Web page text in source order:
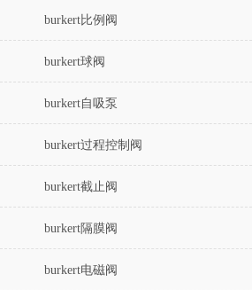
burkert比例阀
burkert球阀
burkert自吸泵
burkert过程控制阀
burkert截止阀
burkert隔膜阀
burkert电磁阀